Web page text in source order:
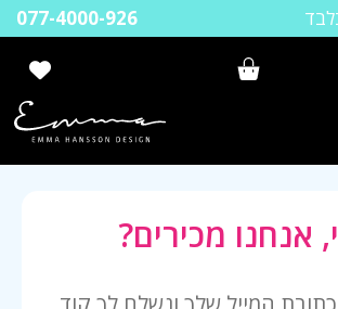
077-4000-926
אנחנו מכירים?